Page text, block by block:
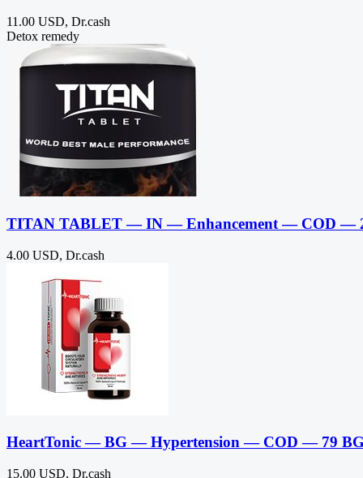
11.00 USD, Dr.cash
Detox remedy
TITAN TABLET — IN — Enhancement — COD —
4.00 USD, Dr.cash
HeartTonic — BG — Hypertension — COD — 79
15.00 USD, Dr.cash